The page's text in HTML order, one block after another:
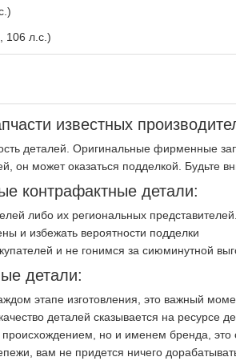
106 л.с.)
известных
деталей. Оригинальные фирменные
он может оказаться подделкой. Будьте
контрафактные детали:
либо их региональных
и избежать вероятности подделки
и не гонимся за сиюминутной
детали:
этапе изготовления, это важный
деталей сказывается на ресурсе
происхождением, но и именем бренда,
вам не придется ничего